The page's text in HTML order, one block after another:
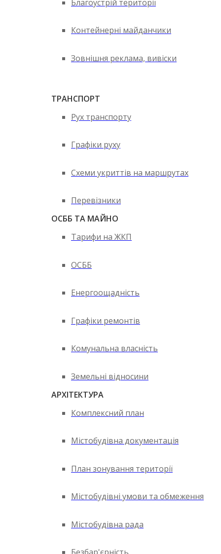
Благоустрій території
Контейнерні майданчики
Зовнішня реклама, вивіски
ТРАНСПОРТ
Рух транспорту
Графіки руху
Схеми укриттів на маршрутах
Перевізники
ОСББ ТА МАЙНО
Тарифи на ЖКП
ОСББ
Енергоощадність
Графіки ремонтів
Комунальна власність
Земельні відносини
АРХІТЕКТУРА
Комплексний план
Містобудівна документація
План зонування території
Містобудівні умови та обмеження
Містобудівна рада